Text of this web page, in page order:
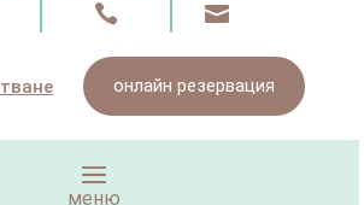
 
онлайн резервация